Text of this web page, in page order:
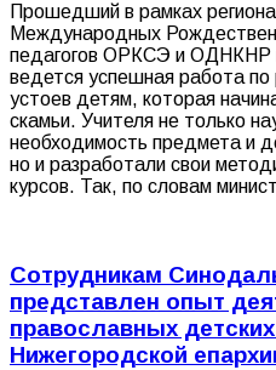
Прошедший в рамках
Международных
педагогов ОРКСЭ и ОДНКНР
ведется успешная работа по
устоев детям, которая
скамьи. Учителя не только
необходимость предмета и
но и разработали свои
курсов. Так, по словам
Сотрудникам
представлен опыт
православных
Нижегородской